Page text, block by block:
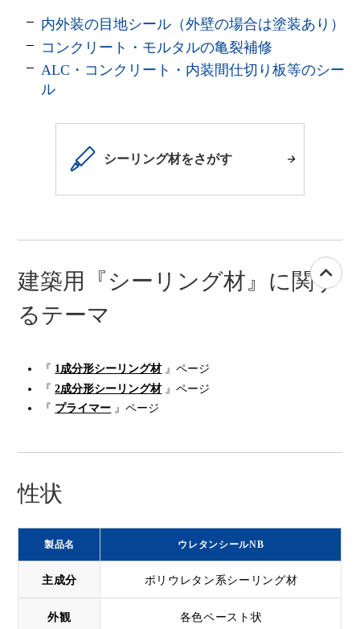
内外装の目地シール（外壁の場合は塗装あり）
コンクリート・モルタルの亀裂補修
ALC・コンクリート・内装間仕切り板等のシー
ル
シーリング材をさがす
建築用『シーリング材』に関す
るテーマ
『 1成分形シーリング材』ページ
『2成分形シーリング材』ページ
『 プライマー 』ページ
性状
製品名 ウレタンシールNB
主成分 ポリウレタン系シーリング材
外観 各色ペースト状